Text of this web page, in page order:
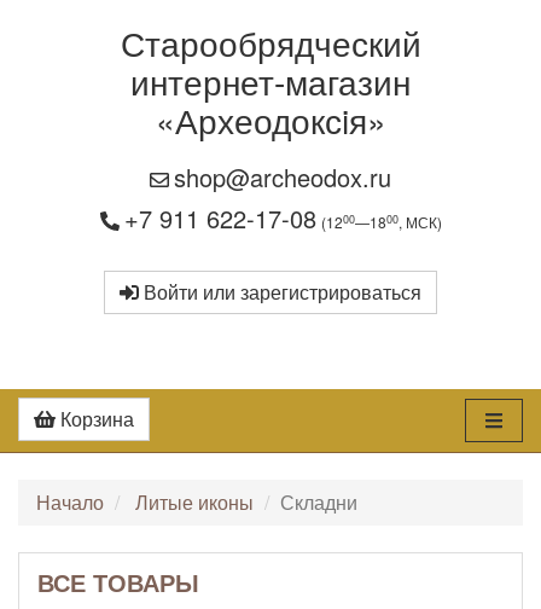
Старообрядческий
интернет-магазин
«Археодоксiя»
shop@archeodox.ru
+7 911 622-17-08 (1200—1800, МСК)
Войти или зарегистрироваться
Корзина
Начало Литые иконы Складни
ВСЕ ТОВАРЫ